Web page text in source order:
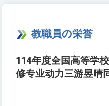
教職員の栄誉
114年度全国高等学
修专业动力三游昱晴